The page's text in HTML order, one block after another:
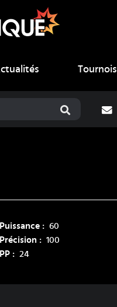
Tournois
Puissance : 60
Précision : 100
PP : 24